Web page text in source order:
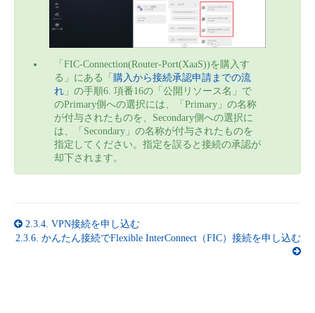
「FIC-Connection(Router-Port(XaaS))を購入す
る」にある「 購入から接続承認申請までの流
れ 」の手順6. 項番16の「公開リソース名」で
のPrimary側への選択には、「Primary」の名称
が付与されたものを、Secondary側への選択に
は、「Secondary」の名称が付与されたものを
指定してください。指定を誤ると接続の承認が
却下されます。
2.3.4. VPN接続を申し込む
2.3.6. かんたん接続でFlexible InterConnect（FIC）接続を申し込む